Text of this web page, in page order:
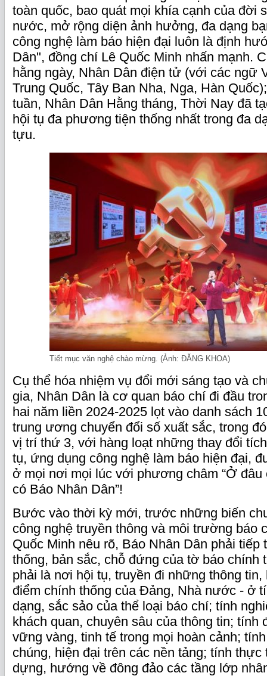
toàn quốc, bao quát mọi khía cạnh của đời
nước, mở rộng diện ảnh hưởng, đa dạng
công nghệ làm báo hiện đại luôn là định
Dân", đồng chí Lê Quốc Minh nhấn mạnh.
hằng ngày, Nhân Dân điện tử (với các ngữ
Trung Quốc, Tây Ban Nha, Nga, Hàn
tuần, Nhân Dân Hằng tháng, Thời Nay đã
hội tụ đa phương tiện thống nhất trong đa
tựu.
Tiết mục văn nghệ chào mừng. (Ảnh: ĐĂNG KHOA)
Cụ thể hóa nhiệm vụ đổi mới sáng tạo và
gia, Nhân Dân là cơ quan báo chí đi đầu
hai năm liền 2024-2025 lọt vào danh sách
trung ương chuyển đổi số xuất sắc, trong
vị trí thứ 3, với hàng loạt những thay đổi
tụ, ứng dụng công nghệ làm báo hiện đại,
ở mọi nơi mọi lúc với phương châm “Ở đâu
có Báo Nhân Dân”!
Bước vào thời kỳ mới, trước những biến
công nghệ truyền thông và môi trường báo
Quốc Minh nêu rõ, Báo Nhân Dân phải
thống, bản sắc, chỗ đứng của tờ báo chính
phải là nơi hội tụ, truyền đi những thông
điểm chính thống của Đảng, Nhà nước - ở
dạng, sắc sảo của thể loại báo chí; tính
khách quan, chuyên sâu của thông tin; tính
vững vàng, tinh tế trong mọi hoàn cảnh;
chúng, hiện đại trên các nền tảng; tính thực
dựng, hướng về đông đảo các tầng lớp